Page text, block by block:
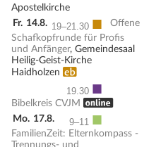
Apostelkirche
Fr. 14.8. 19–21.30 ■
Offene
Schafkopfrunde für Profis
und Anfänger, Gemeindesaal
Heilig-Geist-Kirche
Haidholzen Erwachsenenbildung
19.30 ■
Bibelkreis CVJM
, ONLINE
Mo. 17.8. 9–11 ■
FamilienZeit: Elternkompass -
Trennungs- und